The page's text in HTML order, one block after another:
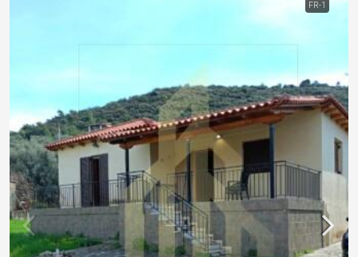
FR-1